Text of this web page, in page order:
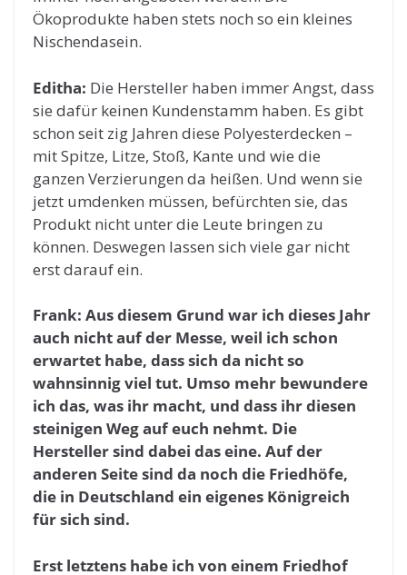
Ökoprodukte haben stets noch so ein kleines
Nischendasein.
Editha: Die Hersteller haben immer Angst, dass
sie dafür keinen Kundenstamm haben. Es gibt
schon seit zig Jahren diese Polyesterdecken –
mit Spitze, Litze, Stoß, Kante und wie die
ganzen Verzierungen da heißen. Und wenn sie
jetzt umdenken müssen, befürchten sie, das
Produkt nicht unter die Leute bringen zu
können. Deswegen lassen sich viele gar nicht
erst darauf ein.
Frank: Aus diesem Grund war ich dieses Jahr
auch nicht auf der Messe, weil ich schon
erwartet habe, dass sich da nicht so
wahnsinnig viel tut. Umso mehr bewundere
ich das, was ihr macht, und dass ihr diesen
steinigen Weg auf euch nehmt. Die
Hersteller sind dabei das eine. Auf der
anderen Seite sind da noch die Friedhöfe,
die in Deutschland ein eigenes Königreich
für sich sind.
Erst letztens habe ich von einem Friedhof